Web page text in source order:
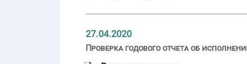
27.04.2020
Проверка годового отчета об